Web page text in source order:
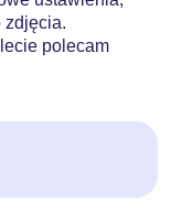
zdjęcia.
polecam